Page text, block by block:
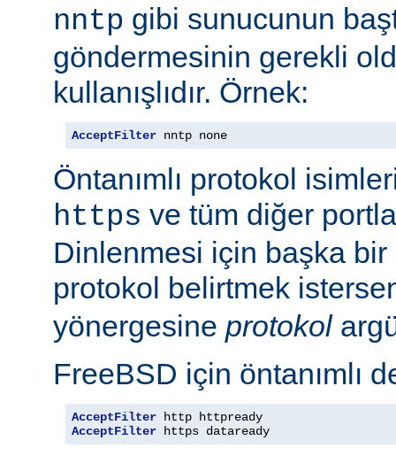
nntp gibi sunucunun
göndermesinin gerekli
kullanışlıdır. Örnek:
AcceptFilter nntp none
Öntanımlı protokol
https ve tüm diğer
Dinlenmesi için başka
protokol belirtmek
yönergesine protokol
FreeBSD için öntanımlı
AcceptFilter
AcceptFilter https dataready